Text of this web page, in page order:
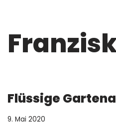
Flüssige
9. Mai 2020